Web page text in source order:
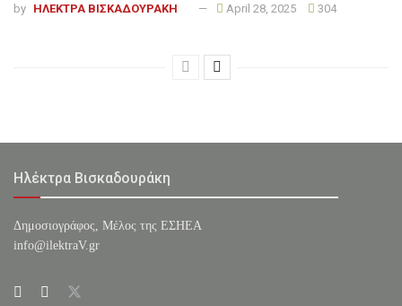
by ΗΛΕΚΤΡΑ ΒΙΣΚΑΔΟΥΡΑΚΗ April 28, 2025 304
Ηλέκτρα Βισκαδουράκη
Δημοσιογράφος, Μέλος της ΕΣHΕΑ
info@ilektraV.gr